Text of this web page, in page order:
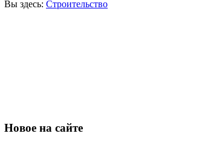
Вы здесь: Строительство
Новое на сайте